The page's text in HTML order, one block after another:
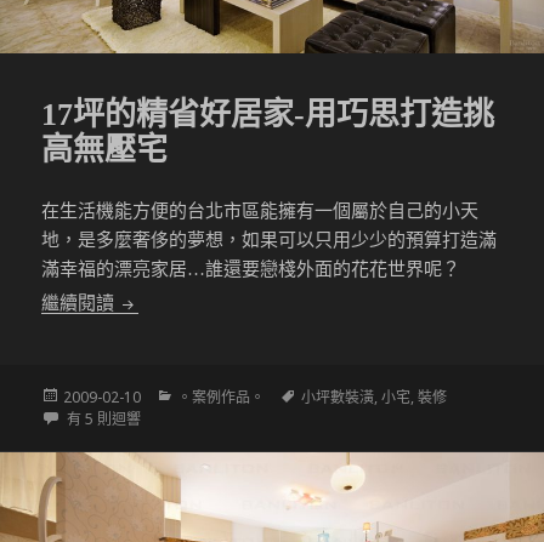
17坪的精省好居家-用巧思打造挑
高無壓宅
在生活機能方便的台北市區能擁有一個屬於自己的小天
地，是多麼奢侈的夢想，如果可以只用少少的預算打造滿
滿幸福的漂亮家居…誰還要戀棧外面的花花世界呢？
繼續閱讀 17坪的精省好居家-用巧思打造挑高無壓宅
發
佈
2009-02-10
分。案例作品。
標
小坪數裝潢 ,小宅 ,裝修
17坪的精省好居家-用巧思打造挑高無壓宅
有 5 則迴響